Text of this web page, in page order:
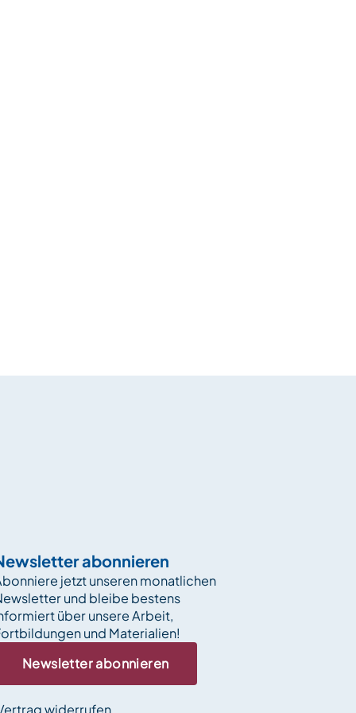
abonnieren
jetzt unseren monatlichen
und bleibe bestens
über unsere Arbeit,
und Materialien!
Newsletter abonnieren
widerrufen